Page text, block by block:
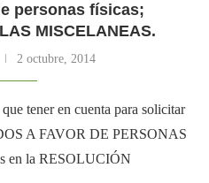
personas físicas;
MISCELANEAS.
2 octubre, 2014
tener en cuenta para solicitar
A FAVOR DE PERSONAS
en la RESOLUCIÓN